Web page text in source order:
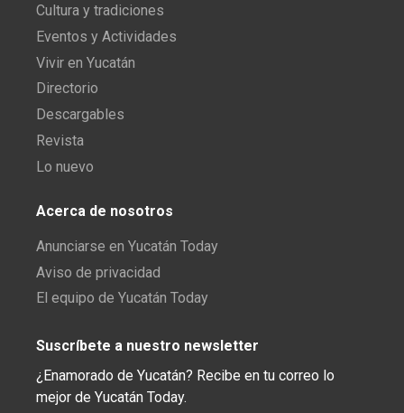
Cultura y tradiciones
Eventos y Actividades
Vivir en Yucatán
Directorio
Descargables
Revista
Lo nuevo
Acerca de nosotros
Anunciarse en Yucatán Today
Aviso de privacidad
El equipo de Yucatán Today
Suscríbete a nuestro newsletter
¿Enamorado de Yucatán? Recibe en tu correo lo
mejor de Yucatán Today.